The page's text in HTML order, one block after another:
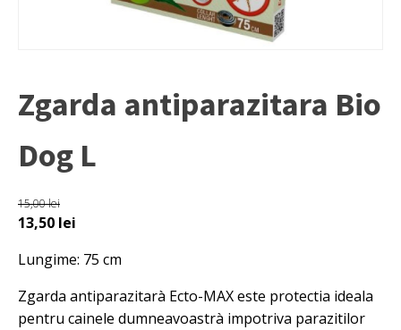
Zgarda antiparazitara Bio
Dog L
15,00lei
Prețul
a
fost:
15,00 lei.
13,50 lei
este:
13,50 lei.
Lungime: 75 cm
Zgarda antiparazitarà Ecto-MAX este protectia ideala
pentru cainele dumneavoastrà impotriva parazitilor